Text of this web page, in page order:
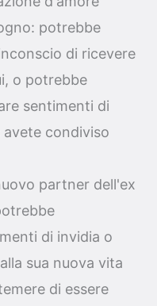
potrebbe
di ricevere
o potrebbe
sentimenti di
condiviso
partner dell'ex
di invidia o
sua nuova vita
di essere